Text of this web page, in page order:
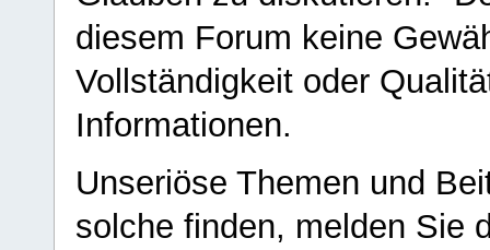
diesem Forum keine
Vollständigkeit oder
Informationen.
Unseriöse Themen und
solche finden, melden Sie